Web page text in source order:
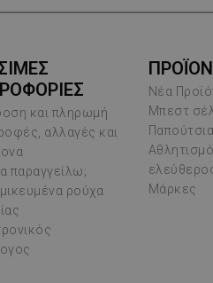
και πληρωμή
αλλαγές και
παραγγείλω;
ρούχα
Νέα
Μπεστ
Μάρκες